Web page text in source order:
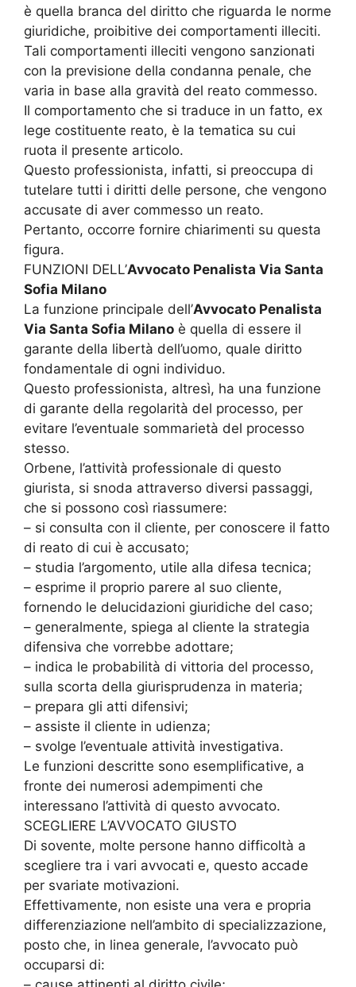
è quella branca del diritto che riguarda le norme
giuridiche, proibitive dei comportamenti illeciti.
Tali comportamenti illeciti vengono sanzionati
con la previsione della condanna penale, che
varia in base alla gravità del reato commesso.
Il comportamento che si traduce in un fatto, ex
lege costituente reato, è la tematica su cui
ruota il presente articolo.
Questo professionista, infatti, si preoccupa di
tutelare tutti i diritti delle persone, che vengono
accusate di aver commesso un reato.
Pertanto, occorre fornire chiarimenti su questa
figura.
FUNZIONI DELL’Avvocato Penalista Via Santa
Sofia Milano
La funzione principale dell’Avvocato Penalista
Via Santa Sofia Milano è quella di essere il
garante della libertà dell’uomo, quale diritto
fondamentale di ogni individuo.
Questo professionista, altresì, ha una funzione
di garante della regolarità del processo, per
evitare l’eventuale sommarietà del processo
stesso.
Orbene, l’attività professionale di questo
giurista, si snoda attraverso diversi passaggi,
che si possono così riassumere:
– si consulta con il cliente, per conoscere il fatto
di reato di cui è accusato;
– studia l’argomento, utile alla difesa tecnica;
– esprime il proprio parere al suo cliente,
fornendo le delucidazioni giuridiche del caso;
– generalmente, spiega al cliente la strategia
difensiva che vorrebbe adottare;
– indica le probabilità di vittoria del processo,
sulla scorta della giurisprudenza in materia;
– prepara gli atti difensivi;
– assiste il cliente in udienza;
– svolge l’eventuale attività investigativa.
Le funzioni descritte sono esemplificative, a
fronte dei numerosi adempimenti che
interessano l’attività di questo avvocato.
SCEGLIERE L’AVVOCATO GIUSTO
Di sovente, molte persone hanno difficoltà a
scegliere tra i vari avvocati e, questo accade
per svariate motivazioni.
Effettivamente, non esiste una vera e propria
differenziazione nell’ambito di specializzazione,
posto che, in linea generale, l’avvocato può
occuparsi di: